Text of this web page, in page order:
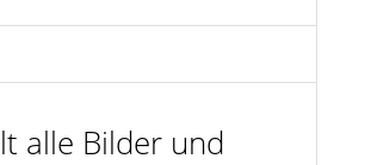
alle Bilder und